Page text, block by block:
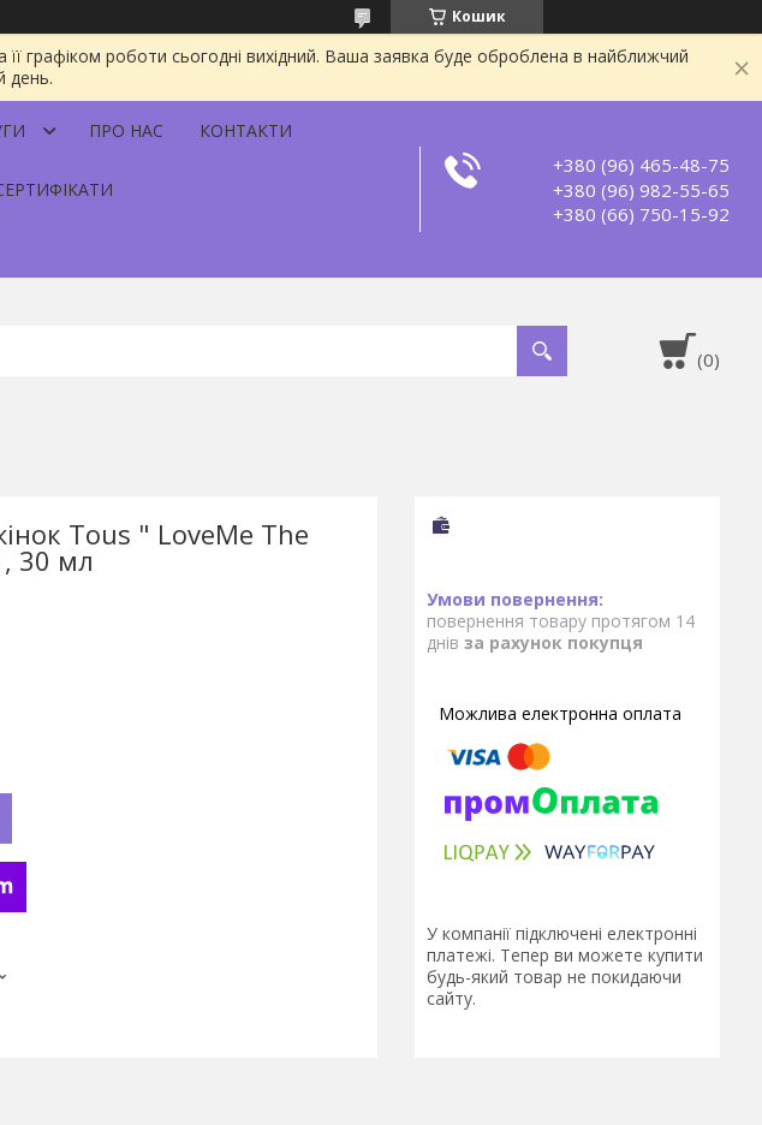
Кошик
графіком роботи сьогодні вихідний. Ваша заявка буде оброблена в найближчий
день.
ПРО НАС КОНТАКТИ
+380 (96) 465-48-75
+380 (96) 982-55-65
+380 (66) 750-15-92
Tous " LoveMe The
30 мл
повернення товару протягом 14
днів за рахунок покупця
У компанії підключені електронні
платежі. Тепер ви можете купити
будь-який товар не покидаючи
сайту.